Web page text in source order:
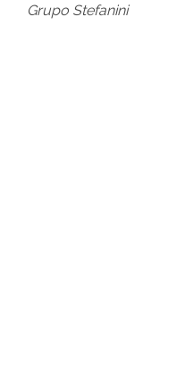
Grupo Stefanini